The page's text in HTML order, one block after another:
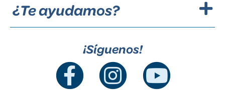
¿Te ayudamos?
¡Síguenos!